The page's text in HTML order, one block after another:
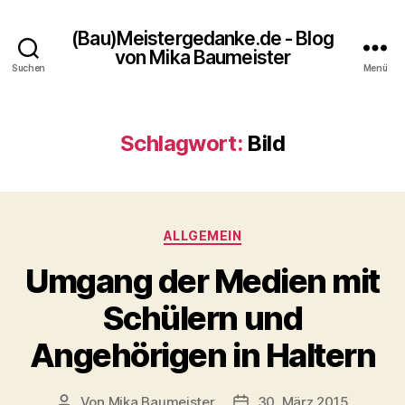
Suchen
(Bau)Meistergedanke.de - Blog
von Mika Baumeister
Menü
Schlagwort: Bild
Kategorien
ALLGEMEIN
Umgang der Medien mit
Schülern und
Angehörigen in Haltern
Von Mika Baumeister
30. März 2015